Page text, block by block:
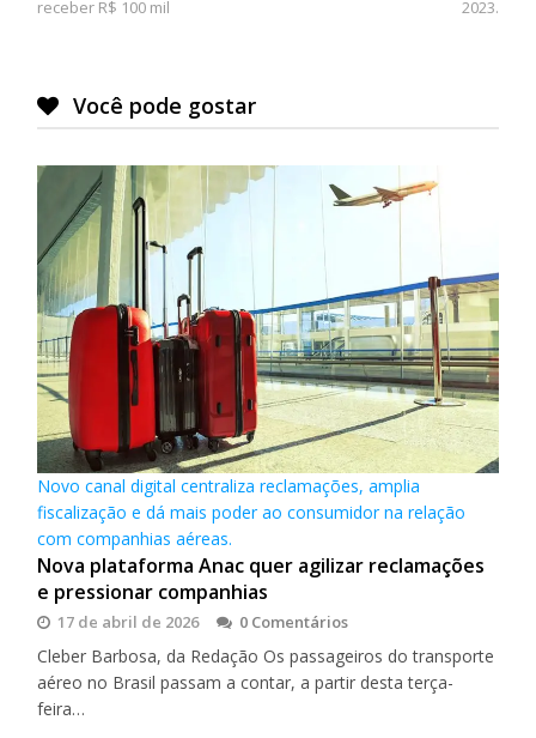
Post
2023.
receber R$ 100 mil
Você pode gostar
Novo canal digital centraliza reclamações, amplia
fiscalização e dá mais poder ao consumidor na relação
com companhias aéreas.
Nova plataforma Anac quer agilizar reclamações
e pressionar companhias
17 de abril de 2026 0 Comentários
Cleber Barbosa, da Redação Os passageiros do transporte
aéreo no Brasil passam a contar, a partir desta terça-
feira…